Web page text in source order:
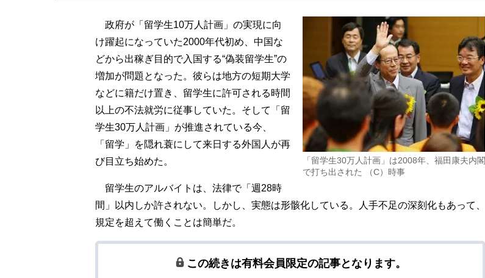
「留学生30万人計画」は2008年、福田康夫内閣
で打ち出された （C）時事
政府が「留学生10万人計画」の実現に向
け躍起になっていた2000年代初め、中国な
どから出稼ぎ目的で入国する“偽装留学生”の
増加が問題となった。彼らは地方の短期大学
などに籍だけ置き、留学生に許可される時間
以上の不法就労に従事していた。そして「留
学生30万人計画」が推進されている今、
「留学」を隠れ蓑にして来日する外国人が再
び目立ち始めた。
留学生のアルバイトは、法律で「週28時
間」以内しか許されない。しかし、実態は形骸化している。人手不足の深刻化もあって、
規定を超えて働くことは簡単だ。
この続きは有料会員限定の記事となります。